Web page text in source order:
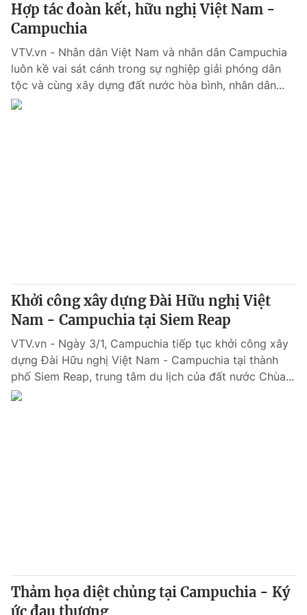
Hợp tác đoàn kết, hữu nghị Việt Nam -
Campuchia
VTV.vn - Nhân dân Việt Nam và nhân dân Campuchia
luôn kề vai sát cánh trong sự nghiệp giải phóng dân
tộc và cùng xây dựng đất nước hòa bình, nhân dân...
Khởi công xây dựng Đài Hữu nghị Việt
Nam - Campuchia tại Siem Reap
VTV.vn - Ngày 3/1, Campuchia tiếp tục khởi công xây
dựng Đài Hữu nghị Việt Nam - Campuchia tại thành
phố Siem Reap, trung tâm du lịch của đất nước Chùa...
Thảm họa diệt chủng tại Campuchia - Ký
ức đau thương